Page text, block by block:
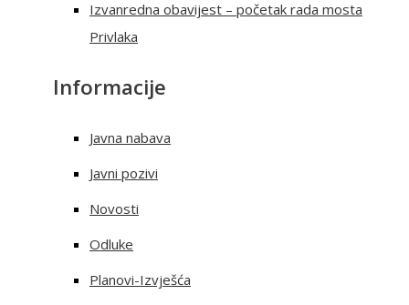
Izvanredna obavijest – početak rada mosta
Privlaka
Informacije
Javna nabava
Javni pozivi
Novosti
Odluke
Planovi-Izvješća